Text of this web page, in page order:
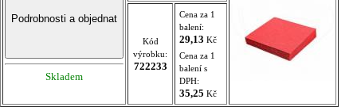
Skladem
Kód
výrobku:
722233
Cena za 1
balení:
29,13 Kč
Cena za 1
balení s
DPH:
35,25 Kč